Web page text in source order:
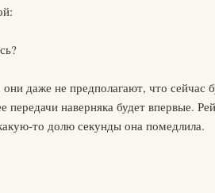
даже не предполагают, что сейчас
наверняка будет впервые.
то долю секунды она помедлила.